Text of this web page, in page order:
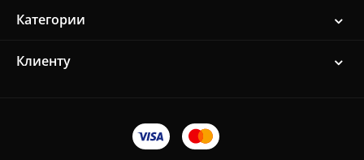
Категории
Клиенту